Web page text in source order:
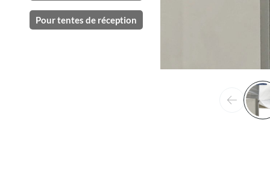
Pour tentes de réception